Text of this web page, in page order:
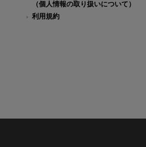
（個人情報の取り扱いについて）
利用規約